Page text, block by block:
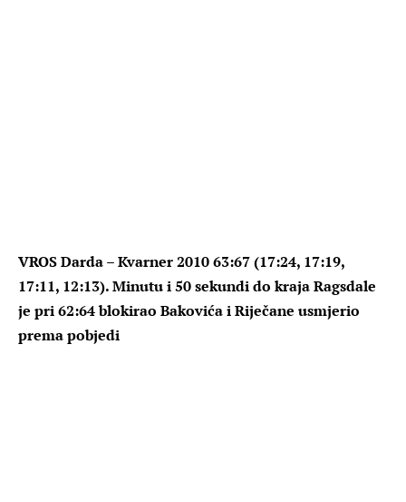
VROS Darda – Kvarner 2010 63:67 (17:24, 17:19,
17:11, 12:13). Minutu i 50 sekundi do kraja Ragsdale
je pri 62:64 blokirao Bakovića i Riječane usmjerio
prema pobjedi